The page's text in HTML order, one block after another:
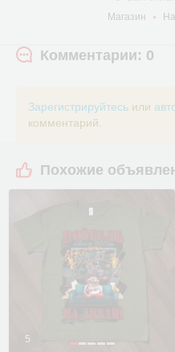
Магазин
Комментарии: 0
Зарегистрируйтесь или
комментарий.
Похожие
5